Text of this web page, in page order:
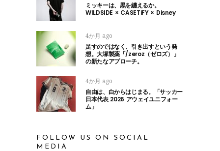
ミッキーは、黒を纏えるか。
WILDSIDE × CASETiFY × Disney
4か月 ago
足すのではなく、引き出すという発
想。大塚製薬「/zeroz（ゼロズ）」
の新たなアプローチ。
4か月 ago
自由は、白からはじまる。「サッカー
日本代表 2026 アウェイユニフォー
ム」
FOLLOW US ON SOCIAL
MEDIA